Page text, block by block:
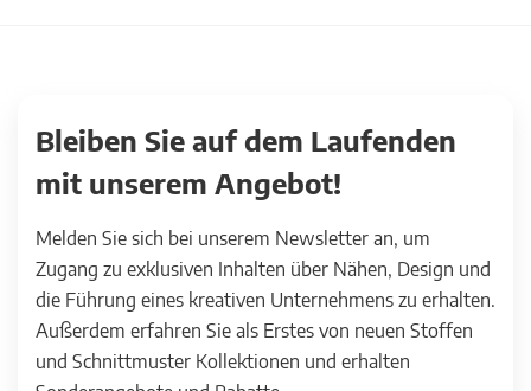
Bleiben Sie auf dem Laufenden
mit unserem Angebot!
Melden Sie sich bei unserem Newsletter an, um
Zugang zu exklusiven Inhalten über Nähen, Design und
die Führung eines kreativen Unternehmens zu erhalten.
Außerdem erfahren Sie als Erstes von neuen Stoffen
und Schnittmuster Kollektionen und erhalten